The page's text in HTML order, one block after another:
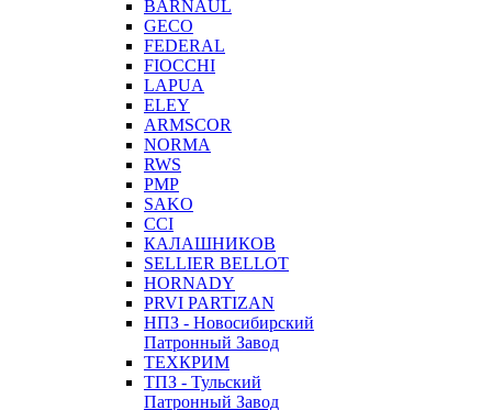
BARNAUL
GEСO
FEDERAL
FIOCCHI
LAPUA
ELEY
ARMSCOR
NORMA
RWS
PMP
SAKO
CCI
КАЛАШНИКОВ
SELLIER BELLOT
HORNADY
PRVI PARTIZAN
НПЗ - Новосибирский
Патронный Завод
ТЕХКРИМ
ТПЗ - Тульский
Патронный Завод